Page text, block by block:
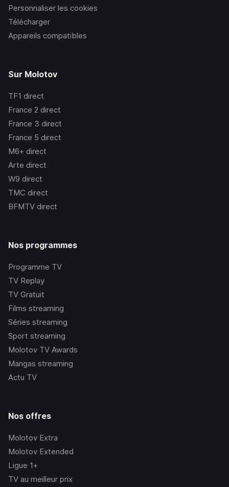
Personnaliser les cookies
Télécharger
Appareils compatibles
Sur Molotov
TF1 direct
France 2 direct
France 3 direct
France 5 direct
M6+ direct
Arte direct
W9 direct
TMC direct
BFMTV direct
Nos programmes
Programme TV
TV Replay
TV Gratuit
Films streaming
Séries streaming
Sport streaming
Molotov TV Awards
Mangas streaming
Actu TV
Nos offres
Molotov Extra
Molotov Extended
Ligue 1+
TV au meilleur prix